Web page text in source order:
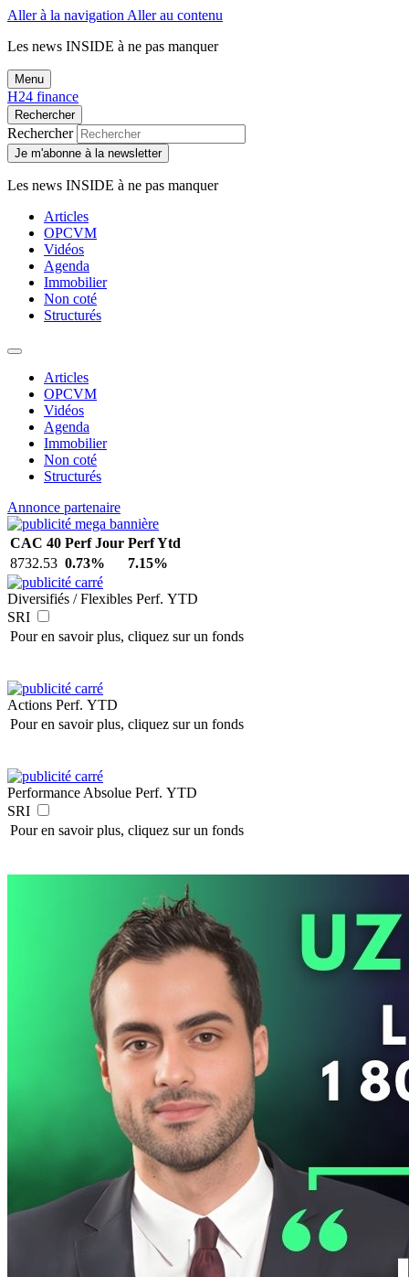
Aller à la navigation Aller au contenu
Les news INSIDE à ne pas manquer
Menu
H24 finance
Rechercher
Rechercher
Je m'abonne à la newsletter
Les news INSIDE à ne pas manquer
Articles
OPCVM
Vidéos
Agenda
Immobilier
Non coté
Structurés
Articles
OPCVM
Vidéos
Agenda
Immobilier
Non coté
Structurés
Annonce partenaire
CAC 40 Perf Jour Perf Ytd
8732.53 0.73% 7.15%
Diversifiés / Flexibles Perf. YTD
SRI
Pour en savoir plus, cliquez sur un fonds
Actions Perf. YTD
Pour en savoir plus, cliquez sur un fonds
Performance Absolue Perf. YTD
SRI
Pour en savoir plus, cliquez sur un fonds